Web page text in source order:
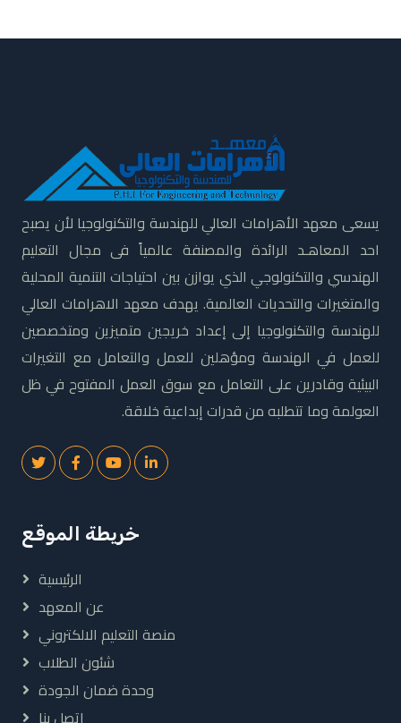
يسعى معهد الأهرامات العالي للهندسة والتكنولوجيا لأن يصبح
احد المعاهـد الرائدة والمصنفة عالمياً فى مجال التعليم
الهندسي والتكنولوجي الذي يوازن بين احتياجات التنمية المحلية
والمتغيرات والتحديات العالمية. يهدف معهد الاهرامات العالي
للهندسة والتكنولوجيا إلى إعداد خريجين متميزين ومتخصصين
للعمل في الهندسة ومؤهلين للعمل والتعامل مع التغيرات
البيئية وقادرين على التعامل مع سوق العمل المفتوح في ظل
العولمة وما تتطلبه من قدرات إبداعية خلاقة.
خريطة الموقع
الرئيسية
عن المعهد
منصة التعليم الالكتروني
شئون الطلاب
وحدة ضمان الجودة
اتصل بنا